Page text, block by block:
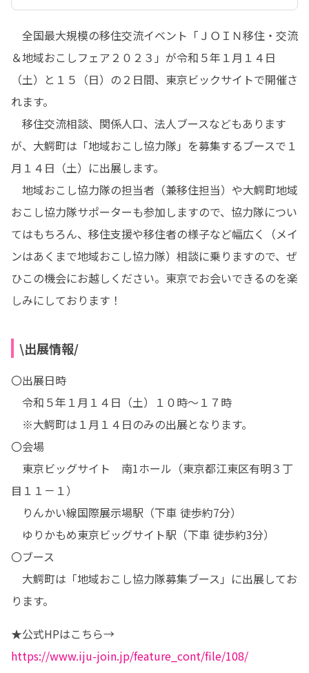
全国最大規模の移住交流イベント「ＪＯＩＮ移住・交流
＆地域おこしフェア２０２３」が令和５年１月１４日
（土）と１５（日）の２日間、東京ビックサイトで開催さ
れます。
移住交流相談、関係人口、法人ブースなどもあります
が、大鰐町は「地域おこし協力隊」を募集するブースで１
月１４日（土）に出展します。
地域おこし協力隊の担当者（兼移住担当）や大鰐町地域
おこし協力隊サポーターも参加しますので、協力隊につい
てはもちろん、移住支援や移住者の様子など幅広く（メイ
ンはあくまで地域おこし協力隊）相談に乗りますので、ぜ
ひこの機会にお越しください。東京でお会いできるのを楽
しみにしております！
\出展情報/
〇出展日時
令和５年１月１４日（土）１０時～１７時
※大鰐町は１月１４日のみの出展となります。
〇会場
東京ビッグサイト　南1ホール（東京都江東区有明３丁
目１１－１）
りんかい線国際展示場駅（下車 徒歩約7分）
ゆりかもめ東京ビッグサイト駅（下車 徒歩約3分）
〇ブース
大鰐町は「地域おこし協力隊募集ブース」に出展してお
ります。
https://www.iju-join.jp/feature_cont/file/108/